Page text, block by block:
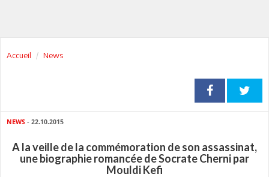
Accueil News
NEWS - 22.10.2015
A la veille de la commémoration de son assassinat,
une biographie romancée de Socrate Cherni par
Mouldi Kefi